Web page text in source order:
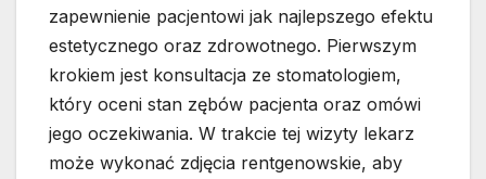
zapewnienie pacjentowi jak najlepszego efektu
estetycznego oraz zdrowotnego. Pierwszym
krokiem jest konsultacja ze stomatologiem,
który oceni stan zębów pacjenta oraz omówi
jego oczekiwania. W trakcie tej wizyty lekarz
może wykonać zdjęcia rentgenowskie, aby